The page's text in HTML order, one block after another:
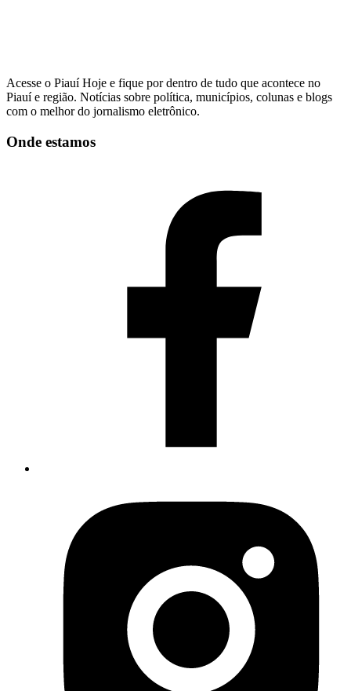
Acesse o Piauí Hoje e fique por dentro de tudo que acontece no
Piauí e região. Notícias sobre política, municípios, colunas e blogs
com o melhor do jornalismo eletrônico.
Onde estamos